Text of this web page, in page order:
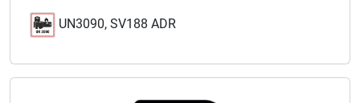
UN3090, SV188 ADR